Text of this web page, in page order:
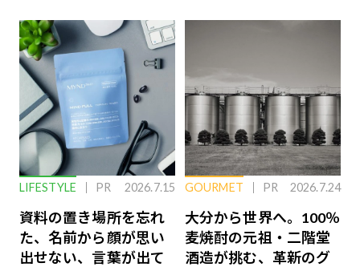
LIFESTYLE PR 2026.7.15
資料の置き場所を忘れ
た、名前から顔が思い
出せない、言葉が出て
GOURMET PR 2026.7.24
大分から世界へ。100％
麦焼酎の元祖・二階堂
酒造が挑む、革新のグ